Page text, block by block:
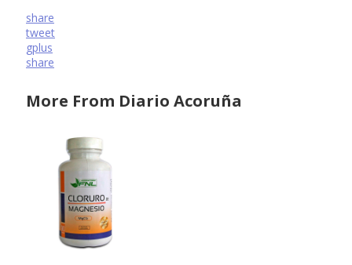
share
tweet
gplus
share
More From Diario Acoruña